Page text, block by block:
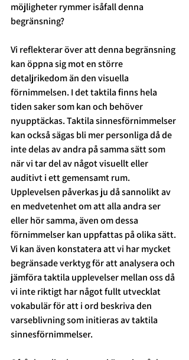
möjligheter rymmer isåfall denna
begränsning?
Vi reflekterar över att denna begränsning
kan öppna sig mot en större
detaljrikedom än den visuella
förnimmelsen. I det taktila finns hela
tiden saker som kan och behöver
nyupptäckas. Taktila sinnesförnimmelser
kan också sägas bli mer personliga då de
inte delas av andra på samma sätt som
när vi tar del av något visuellt eller
auditivt i ett gemensamt rum.
Upplevelsen påverkas ju då sannolikt av
en medvetenhet om att alla andra ser
eller hör samma, även om dessa
förnimmelser kan uppfattas på olika sätt.
Vi kan även konstatera att vi har mycket
begränsade verktyg för att analysera och
jämföra taktila upplevelser mellan oss då
vi inte riktigt har något fullt utvecklat
vokabulär för att i ord beskriva den
varseblivning som initieras av taktila
sinnesförnimmelser.